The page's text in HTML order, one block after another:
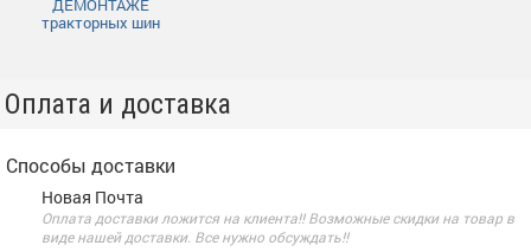
тракторных шин
Оплата и доставка
Способы доставки
Новая Почта
Оплата доставки ложится на клиента!! Возможные скидки на товар в
виде нашей доставки. Все нужно обсуждать!!